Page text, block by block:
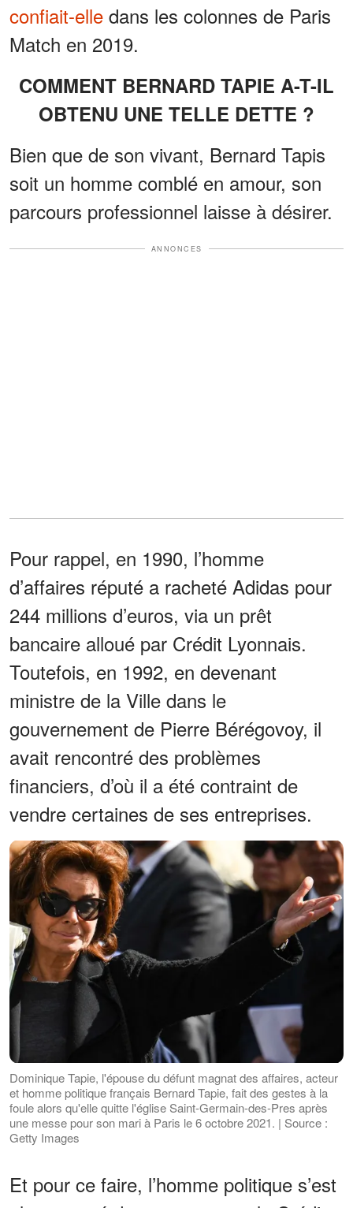
confiait-elle dans les colonnes de Paris
Match en 2019.
COMMENT BERNARD TAPIE A-T-IL
OBTENU UNE TELLE DETTE ?
Bien que de son vivant, Bernard Tapis
soit un homme comblé en amour, son
parcours professionnel laisse à désirer.
ANNONCES
Pour rappel, en 1990, l’homme
d’affaires réputé a racheté Adidas pour
244 millions d’euros, via un prêt
bancaire alloué par Crédit Lyonnais.
Toutefois, en 1992, en devenant
ministre de la Ville dans le
gouvernement de Pierre Bérégovoy, il
avait rencontré des problèmes
financiers, d’où il a été contraint de
vendre certaines de ses entreprises.
Dominique Tapie, l'épouse du défunt magnat des affaires, acteur
et homme politique français Bernard Tapie, fait des gestes à la
foule alors qu'elle quitte l'église Saint-Germain-des-Pres après
une messe pour son mari à Paris le 6 octobre 2021. | Source :
Getty Images
Et pour ce faire, l’homme politique s’est